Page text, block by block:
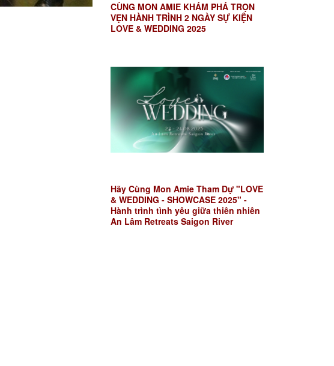
CÙNG MON AMIE KHÁM PHÁ TRỌN
VẸN HÀNH TRÌNH 2 NGÀY SỰ KIỆN
LOVE & WEDDING 2025
Hãy Cùng Mon Amie Tham Dự "LOVE
& WEDDING - SHOWCASE 2025" -
Hành trình tình yêu giữa thiên nhiên
An Lâm Retreats Saigon River